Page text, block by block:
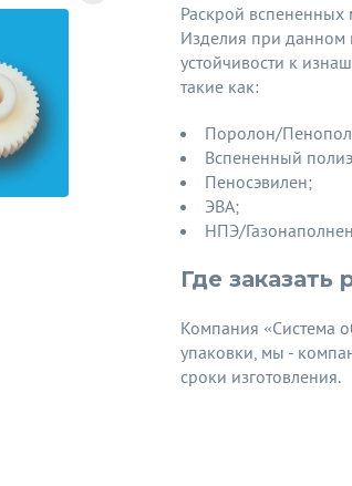
Раскрой вспененных
Изделия при данном
устойчивости к
такие как:
Поролон/
Вспененный
Пеносэвилен;
ЭВА;
НПЭ/
Где заказать
Компания «Система
упаковки, мы -
сроки изготовления.